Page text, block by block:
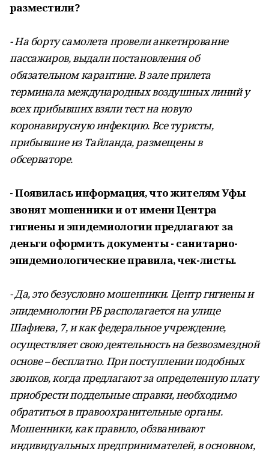
разместили?
- На борту самолета провели анкетирование
пассажиров, выдали постановления об
обязательном карантине. В зале прилета
терминала международных воздушных линий у
всех прибывших взяли тест на новую
коронавирусную инфекцию. Все туристы,
прибывшие из Тайланда, размещены в
обсерваторе.
- Появилась информация, что жителям Уфы
звонят мошенники и от имени Центра
гигиены и эпидемиологии предлагают за
деньги оформить документы - санитарно-
эпидемиологические правила, чек-листы.
- Да, это безусловно мошенники. Центр гигиены и
эпидемиологии РБ располагается на улице
Шафиева, 7, и как федеральное учреждение,
осуществляет свою деятельность на безвозмездной
основе – бесплатно. При поступлении подобных
звонков, когда предлагают за определенную плату
приобрести поддельные справки, необходимо
обратиться в правоохранительные органы.
Мошенники, как правило, обзванивают
индивидуальных предпринимателей, в основном,